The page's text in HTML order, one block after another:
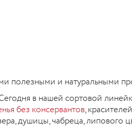
полезными и натуральными
в нашей сортовой
без консервантов,
душицы, чабреца, липового